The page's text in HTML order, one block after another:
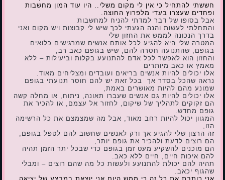
חששתי להתחיל כי אין לי מקום משלי.. היו עוד המון מחשבות
ופחדים שעצרו בעדי מלפרוץ החוצה.
אבל בסופו של דבר למדתי להניח למחשבות
והתחלתי לעשות והנה הגעתי לכך שיש לי קבוצות ויש מקום ואני
בדרך הנכונה לממש את החזון שלי
המטרה שלי היא להגיע לכל אותם אנשים שמרגישים כלואים
בגופם, שהתנועה חסרה להם, שיש בגופם כאב רב,
והחזון הוא לאפשר לכל אדם להתנועע בקלות וביעילות – ללא
מאמץ או כאב מיותרים
אלו יכולים להיות אנשים בריאים ועובדים ומצליחים מאוד.
נראה שהכל בסדר אך בכל זאת יש להם חוסר תנועתי בגופם
שמונע מהם להיות מאושרים באמת,
אלו יכולים להיות גם אנשים שעברו תאונה, ניתוח, או מחלה קשה
הם זקוקים לתהליך של שיקום, לחזור אל עצמם, או להכיר את
גופם מחדש.
המגוון יכול להיות רחב מאוד, אבל מה שמצמצם את כל הרשימה
הזו,
זה הרצון שלי להגיע אך ורק לאנשים שחשוב להם לטפל בגופם,
הם רוצים לדעת ולהכיר את גופם יותר,
הם מוכנים להשקיע מעט זמן בגופם כדי שבכל יתר הזמן תהיה
להם איכות חיים, חיים ללא כאב.
תהיה להם יכולת להתנועע ולעשות כל מה שהם רוצים – ומבלי
שהגוף יכאב.